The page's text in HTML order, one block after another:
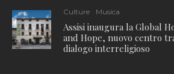
Culture Musica
Assisi inaugura la Global
and Hope, nuovo centro
dialogo interreligioso